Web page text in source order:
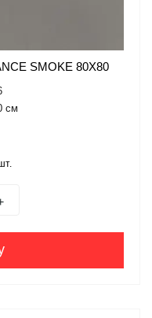
SMOKE 80X80
см